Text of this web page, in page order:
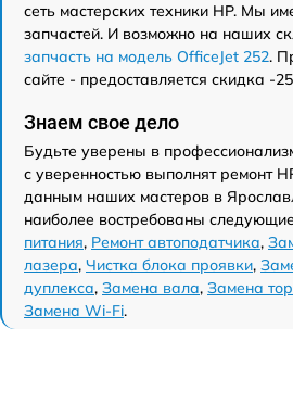
сеть мастерских техники HP. Мы
запчастей. И возможно на наших
запчасть на модель OfficeJet 252.
сайте - предоставляется скидка -
Знаем свое дело
Будьте уверены в
с уверенностью выполнят ремонт
данным наших мастеров в
наиболее востребованы
питания, Ремонт автоподатчика,
лазера, Чистка блока проявки,
дуплекса, Замена вала, Замена
Замена Wi-Fi.